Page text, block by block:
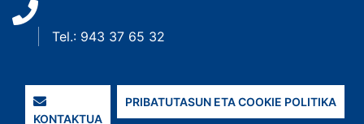
Tel.: 943 37 65 32
KONTAKTUA
PRIBATUTASUN ETA COOKIE POLITIKA